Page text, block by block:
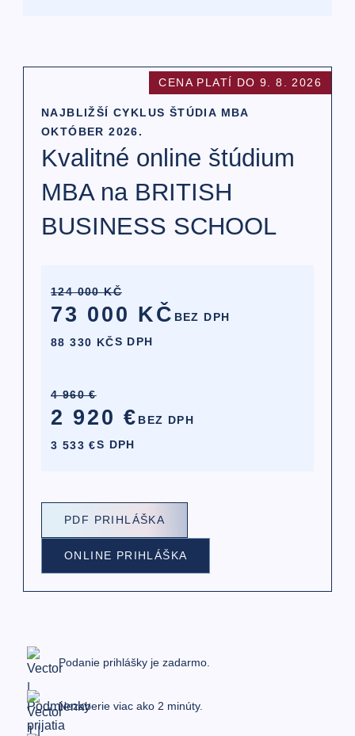
CENA PLATÍ DO 9. 8. 2026
NAJBLIŽŠÍ CYKLUS ŠTÚDIA MBA
OKTÓBER 2026.
Kvalitné online štúdium
MBA na BRITISH
BUSINESS SCHOOL
124 000 KČ
73 000 KČ BEZ DPH
88 330 KČS DPH
4 960 €
2 920 € BEZ DPH
3 533 €S DPH
PDF PRIHLÁŠKA
ONLINE PRIHLÁŠKA
Podanie prihlášky je zadarmo.
Nezaberie viac ako 2 minúty.